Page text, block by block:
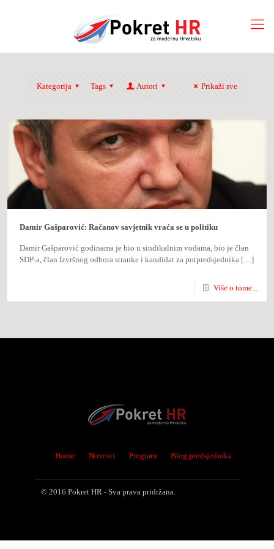
Kategorija Tags Autori Prikaži sve
Damir Gašparović: Račanov savjetnik vraća se u politiku
Damir Gašparović godinama je bio u sindikalnim vodama, bio je član
SDP-a, član Izvršnog odbora stranke i kandidat za potpredsjednika […]
Više o tome...
Home Novosti Program Blog predsjednika
© 2016 Pokret HR - Sva prava pridržana.